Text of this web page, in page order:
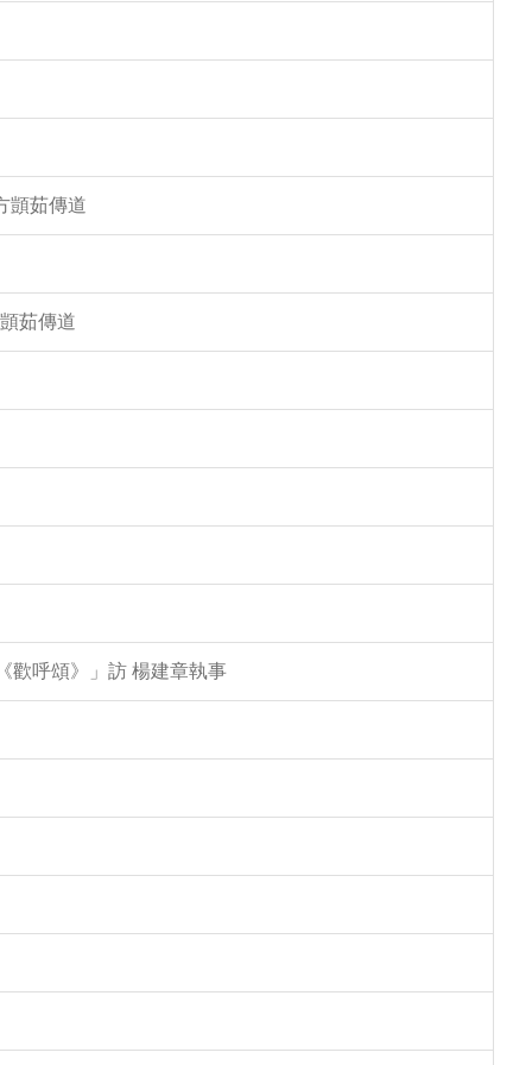
顗茹傳道
茹傳道
歡呼頌》」訪 楊建章執事